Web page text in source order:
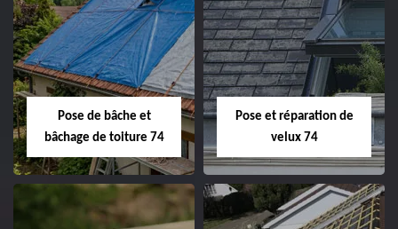
Pose de bâche et
bâchage de toiture 74
Pose et réparation de
velux 74